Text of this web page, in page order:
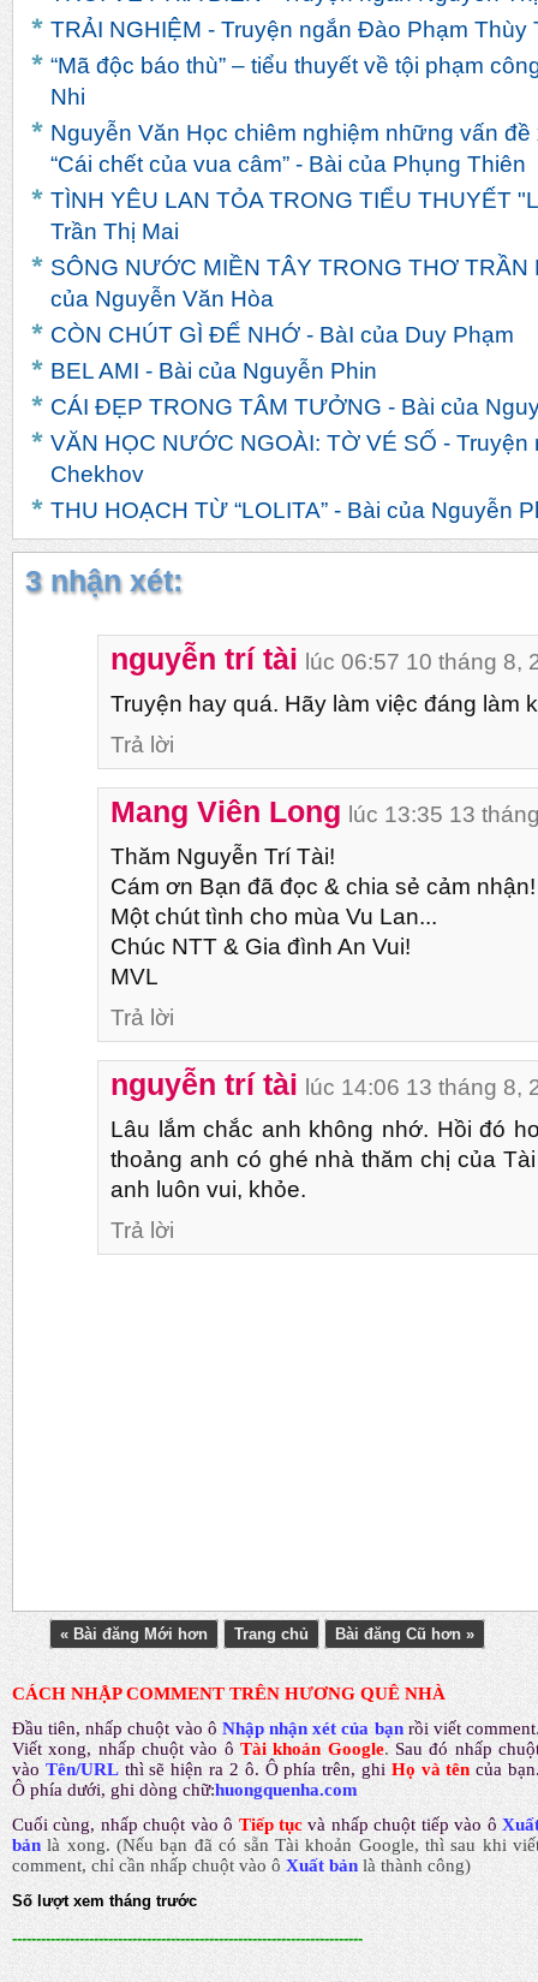
TRẢI NGHIỆM - Truyện ngắn Đào Phạm Thùy
“Mã độc báo thù” – tiểu thuyết về tội phạm
Nhi
Nguyễn Văn Học chiêm nghiệm những vấn
“Cái chết của vua câm” - Bài của Phụng Thiên
TÌNH YÊU LAN TỎA TRONG TIỂU THUYẾT
Trần Thị Mai
SÔNG NƯỚC MIỀN TÂY TRONG THƠ
của Nguyễn Văn Hòa
CÒN CHÚT GÌ ĐỂ NHỚ - BàI của Duy Phạm
BEL AMI - Bài của Nguyễn Phin
CÁI ĐẸP TRONG TÂM TƯỞNG - Bài của
VĂN HỌC NƯỚC NGOÀI: TỜ VÉ SỐ - Truyện
Chekhov
THU HOẠCH TỪ “LOLITA” - Bài của Nguyễn
3 nhận xét:
nguyễn trí tài lúc 06:57 10 tháng 8,
Truyện hay quá. Hãy làm việc đáng làm
Trả lời
Mang Viên Long lúc 13:35 13
Thăm Nguyễn Trí Tài!
Cám ơn Bạn đã đọc & chia sẻ cảm nhận!
Một chút tình cho mùa Vu Lan...
Chúc NTT & Gia đình An Vui!
MVL
Trả lời
nguyễn trí tài lúc 14:06 13 tháng 8,
Lâu lắm chắc anh không nhớ. Hồi đó
thoảng anh có ghé nhà thăm chị của
anh luôn vui, khỏe.
Trả lời
« Bài đăng Mới hơn Trang chủ Bài đăng Cũ hơn »
CÁCH NHẬP COMMENT TRÊN HƯƠNG QUÊ NHÀ
Đầu tiên, nhấp chuột vào ô Nhập nhận xét của bạn rồi viết comment
Viết xong, nhấp chuột vào ô Tài khoản Google. Sau đó nhấp
vào Tên/URL thì sẽ hiện ra 2 ô. Ô phía trên, ghi Họ và tên của
Ô phía dưới, ghi dòng chữ:huongquenha.com
Cuối cùng, nhấp chuột vào ô Tiếp tục và nhấp chuột tiếp vào ô
bản là xong.(Nếu bạn đã có sẵn Tài khoản Google, thì sau khi
comment, chỉ cần nhấp chuột vào ô Xuất bản là thành công)
Số lượt xem tháng trước
-------------------------------------------------------------------------